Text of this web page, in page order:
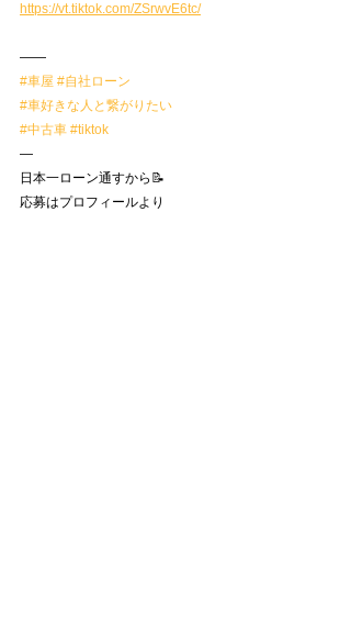
https://vt.tiktok.com/ZSrwvE6tc/
——
#車屋 #自社ローン
#車好きな人と繋がりたい
#中古車 #tiktok
—
日本一ローン通すから📝
応募はプロフィールより